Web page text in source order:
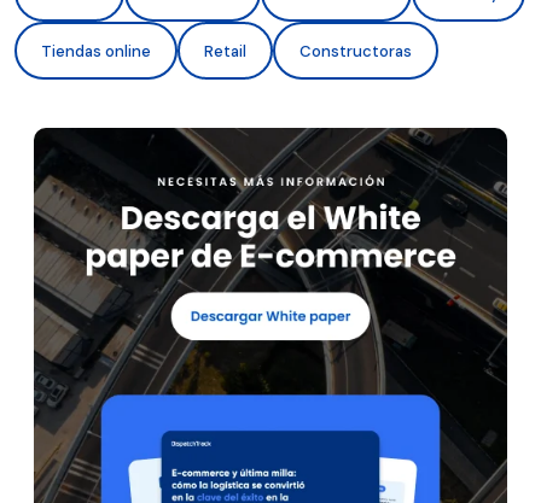
Tiendas online Retail Constructoras